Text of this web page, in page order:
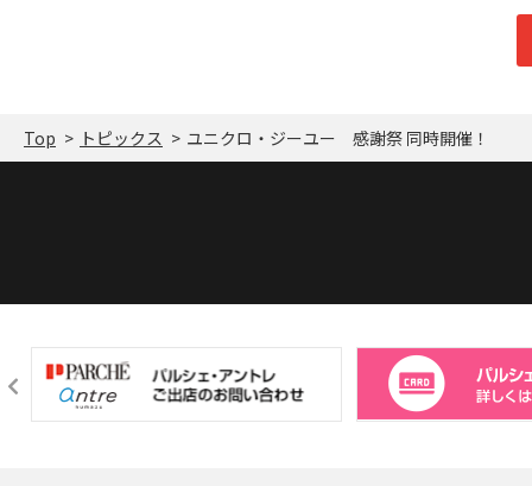
Top トピックス ユニクロ・ジーユー 感謝祭 同時開催！